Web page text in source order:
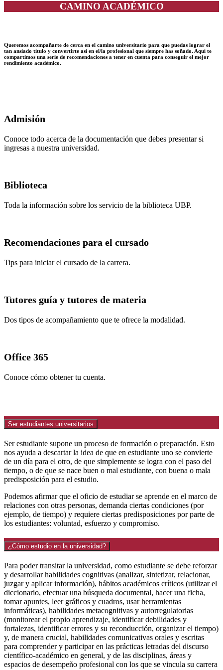
CAMINO ACADÉMICO
Queremos acompañarte de cerca en el camino universitario para que puedas lograr el
tan ansiado título y convertirte así en el/la profesional que siempre has soñado. Aquí te
compartimos una serie de recomendaciones a tener en cuenta para conseguir el mejor
rendimiento académico.
Admisión
Conoce todo acerca de la documentación que debes presentar si
ingresas a nuestra universidad.
Biblioteca
Toda la información sobre los servicio de la biblioteca UBP.
Recomendaciones para el cursado
Tips para iniciar el cursado de la carrera.
Tutores guía y tutores de materia
Dos tipos de acompañamiento que te ofrece la modalidad.
Office 365
Conoce cómo obtener tu cuenta.
Ser estudiantes universitarios
Ser estudiante supone un proceso de formación o preparación. Esto
nos ayuda a descartar la idea de que en estudiante uno se convierte
de un día para el otro, de que simplemente se logra con el paso del
tiempo, o de que se nace buen o mal estudiante, con buena o mala
predisposición para el estudio.
Podemos afirmar que el oficio de estudiar se aprende en el marco de
relaciones con otras personas, demanda ciertas condiciones (por
ejemplo, de tiempo) y requiere ciertas predisposiciones por parte de
los estudiantes: voluntad, esfuerzo y compromiso.
¿Cómo estudio en la universidad?
Para poder transitar la universidad, como estudiante se debe reforzar
y desarrollar habilidades cognitivas (analizar, sintetizar, relacionar,
juzgar y aplicar información), hábitos académicos críticos (utilizar el
diccionario, efectuar una búsqueda documental, hacer una ficha,
tomar apuntes, leer gráficos y cuadros, usar herramientas
informáticas), habilidades metacognitivas y autorregulatorias
(monitorear el propio aprendizaje, identificar debilidades y
fortalezas, identificar errores y su reconducción, organizar el tiempo)
y, de manera crucial, habilidades comunicativas orales y escritas
para comprender y participar en las prácticas letradas del discurso
científico-académico en general, y de las disciplinas, áreas y
espacios de desempeño profesional con los que se vincula su carrera